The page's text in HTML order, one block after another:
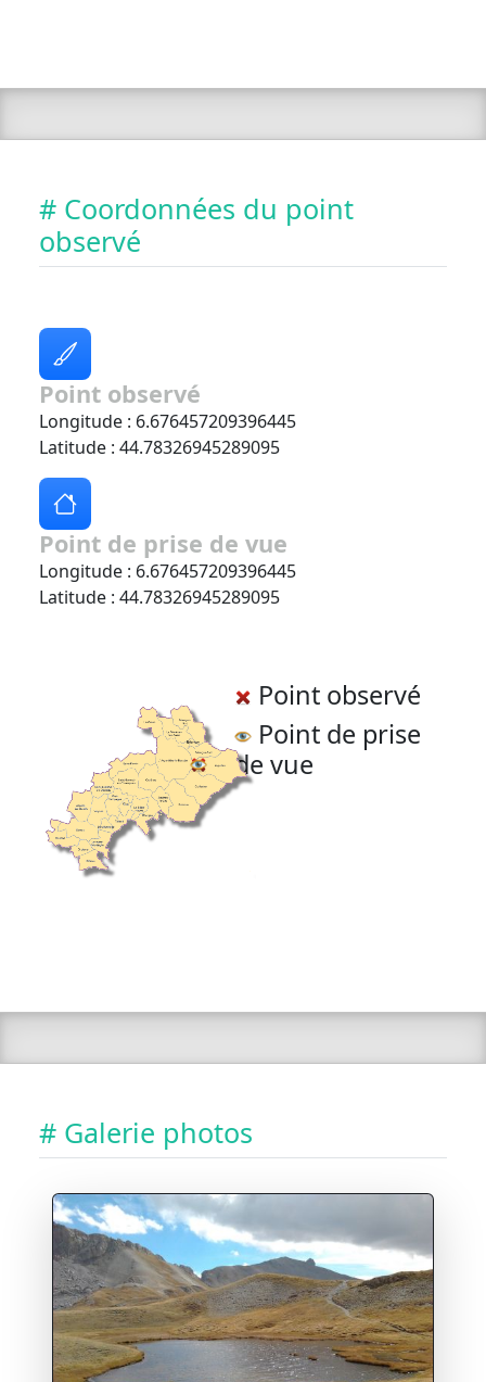
# Coordonnées du point
observé
Point observé
Longitude : 6.676457209396445
Latitude : 44.78326945289095
Point de prise de vue
Longitude : 6.676457209396445
Latitude : 44.78326945289095
Point observé
Point de prise
de vue
# Galerie photos